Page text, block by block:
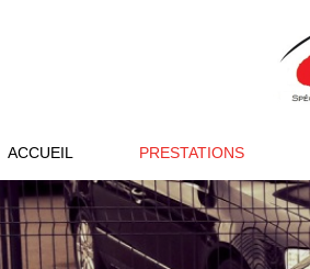
ACCUEIL PRESTATIONS